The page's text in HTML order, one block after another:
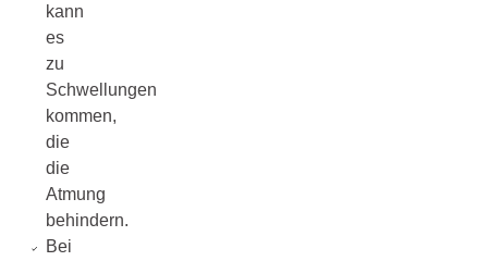
kann
es
zu
Schwellungen
kommen,
die
die
Atmung
behindern.
Bei